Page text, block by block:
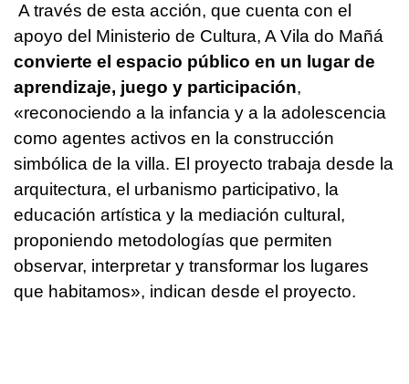
A través de esta acción, que cuenta con el
apoyo del Ministerio de Cultura, A Vila do Mañá
convierte el espacio público en un lugar de
aprendizaje, juego y participación,
«reconociendo a la infancia y a la adolescencia
como agentes activos en la construcción
simbólica de la villa. El proyecto trabaja desde la
arquitectura, el urbanismo participativo, la
educación artística y la mediación cultural,
proponiendo metodologías que permiten
observar, interpretar y transformar los lugares
que habitamos», indican desde el proyecto.